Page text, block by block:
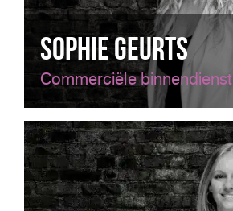
Sophie Geurts
Commerciële binnendienst